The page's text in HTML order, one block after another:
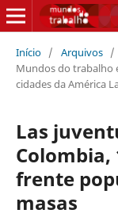
Início / Arquivos /
Mundos do trabalho
cidades da América
Las
Colombia,
frente
masas